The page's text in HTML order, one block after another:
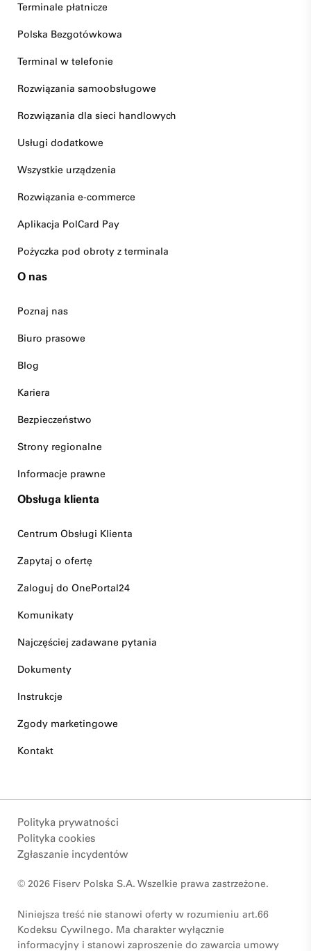
Terminale płatnicze
Polska Bezgotówkowa
Terminal w telefonie
Rozwiązania samoobsługowe
Rozwiązania dla sieci handlowych
Usługi dodatkowe
Wszystkie urządzenia
Rozwiązania e-commerce
Aplikacja PolCard Pay
Pożyczka pod obroty z terminala
O nas
Poznaj nas
Biuro prasowe
Blog
Kariera
Bezpieczeństwo
Strony regionalne
Informacje prawne
Obsługa klienta
Centrum Obsługi Klienta
Zapytaj o ofertę
Zaloguj do OnePortal24
Komunikaty
Najczęściej zadawane pytania
Dokumenty
Instrukcje
Zgody marketingowe
Kontakt
Polityka prywatności
Polityka cookies
Zgłaszanie incydentów
© 2026 Fiserv Polska S.A. Wszelkie prawa zastrzeżone.
Niniejsza treść nie stanowi oferty w rozumieniu art.66
Kodeksu Cywilnego. Ma charakter wyłącznie
informacyjny i stanowi zaproszenie do zawarcia umowy